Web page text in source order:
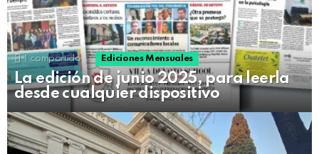
1 compartido Ediciones Mensuales
La edición de junio 2025, para leerla
desde cualquier dispositivo